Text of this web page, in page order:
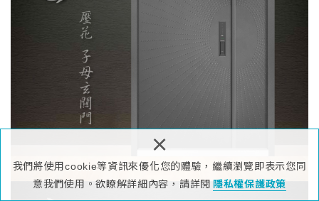
我們將使用cookie等資訊來優化您的體驗，繼續瀏覽即表示您同
意我們使用。欲瞭解詳細內容，請詳閱 隱私權保護政策
×